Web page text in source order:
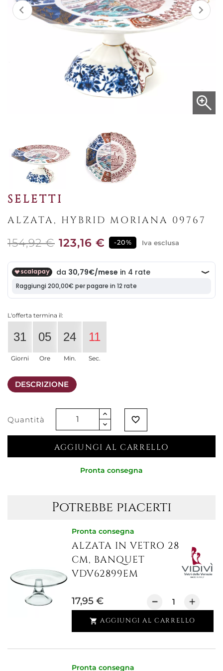
SELETTI
ALZATA, HYBRID MORIANA 09767
154,92 € 123,16 € -20% Iva esclusa
L'offerta termina il:
31
Giorni
05
Ore
24
Min.
11
Sec.
DESCRIZIONE
Quantità favorite_border
AGGIUNGI AL CARRELLO
Pronta consegna
Potrebbe piacerti
Pronta consegna
ALZATA IN VETRO 28
CM, BANQUET
VDV62899EM
17,95 €
 AGGIUNGI AL CARRELLO
Pronta consegna